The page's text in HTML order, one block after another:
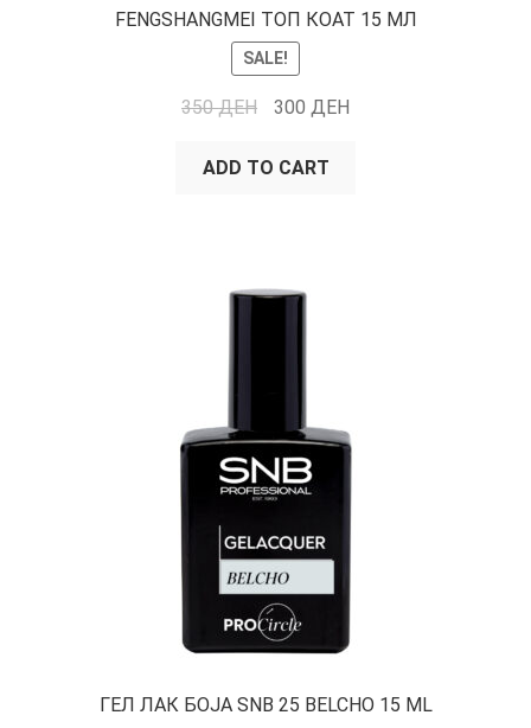
FENGSHANGMEI ТОП КОАТ 15 МЛ
SALE!
350ДЕН 300 ДЕН
ADD TO CART
ГЕЛ ЛАК БОЈА SNB 25 BELCHO 15 ML